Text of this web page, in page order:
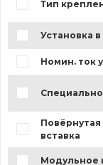
Тип
Установка
Номин. ток
вставка
Модульное